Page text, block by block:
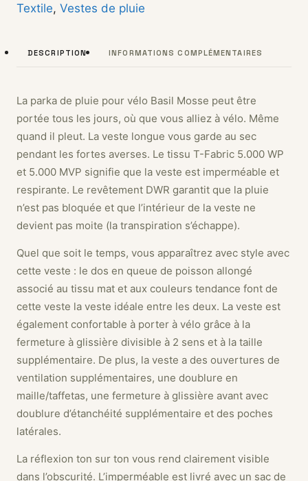
Textile, Vestes de pluie
DESCRIPTION INFORMATIONS COMPLÉMENTAIRES
La parka de pluie pour vélo Basil Mosse peut être
portée tous les jours, où que vous alliez à vélo. Même
quand il pleut. La veste longue vous garde au sec
pendant les fortes averses. Le tissu T-Fabric 5.000 WP
et 5.000 MVP signifie que la veste est imperméable et
respirante. Le revêtement DWR garantit que la pluie
n’est pas bloquée et que l’intérieur de la veste ne
devient pas moite (la transpiration s’échappe).
Quel que soit le temps, vous apparaîtrez avec style avec
cette veste : le dos en queue de poisson allongé
associé au tissu mat et aux couleurs tendance font de
cette veste la veste idéale entre les deux. La veste est
également confortable à porter à vélo grâce à la
fermeture à glissière divisible à 2 sens et à la taille
supplémentaire. De plus, la veste a des ouvertures de
ventilation supplémentaires, une doublure en
maille/taffetas, une fermeture à glissière avant avec
doublure d’étanchéité supplémentaire et des poches
latérales.
La réflexion ton sur ton vous rend clairement visible
dans l’obscurité. L’imperméable est livré avec un sac de